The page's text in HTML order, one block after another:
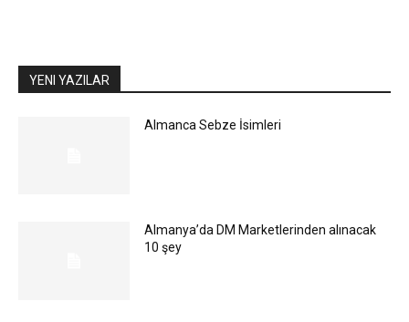
YENI YAZILAR
Almanca Sebze İsimleri
Almanya’da DM Marketlerinden alınacak
10 şey